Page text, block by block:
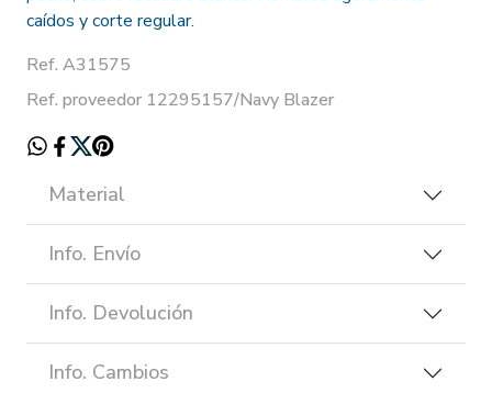
caídos y corte regular.
Ref. A31575
Ref. proveedor 12295157/Navy Blazer
Material
Info. Envío
Info. Devolución
Info. Cambios